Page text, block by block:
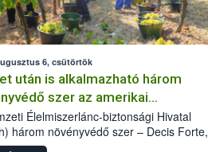
6, csütörtök
után is alkalmazható három
szer az amerikai
ellen
Élelmiszerlánc-biztonsági Hivatal
három növényvédő szer – Decis Forte,
24 EW, Oroganic – engedélyokiratát